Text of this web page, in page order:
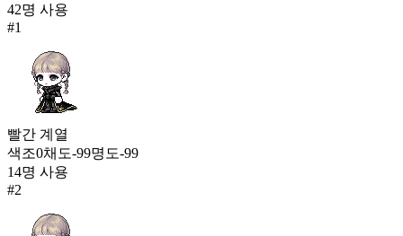
최초의 대적자 슈트(여)
드림 크래시(남)
모험가 패스파인더 슈트
181
504
구름 바다(여)
42명 사용
#1
빨간 계열
색조0채도-99명도-99
14명 사용
#2